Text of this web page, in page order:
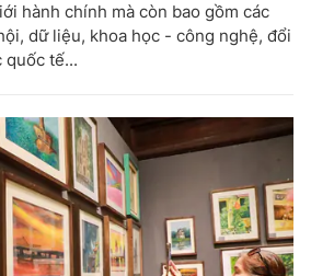
hành chính mà còn bao gồm các
dữ liệu, khoa học - công nghệ, đổi
quốc tế...